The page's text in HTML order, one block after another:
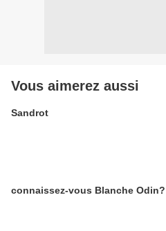
Vous aimerez aussi
Sandrot
connaissez-vous Blanche Odin?